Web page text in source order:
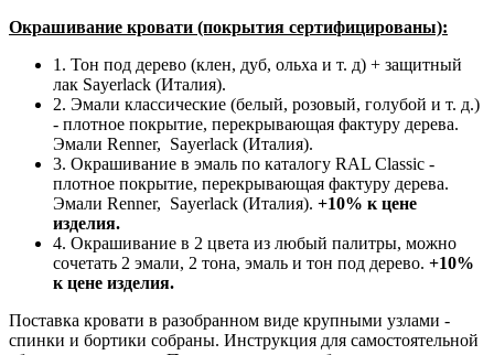
Окрашивание кровати (покрытия сертифицированы):
1. Тон под дерево (клен, дуб, ольха и т. д) + защитный
лак Sayerlack (Италия).
2. Эмали классические (белый, розовый, голубой и т. д.)
- плотное покрытие, перекрывающая фактуру дерева.
Эмали Renner, Sayerlack (Италия).
3. Окрашивание в эмаль по каталогу RAL Classic -
плотное покрытие, перекрывающая фактуру дерева.
Эмали Renner, Sayerlack (Италия). +10% к цене
изделия.
4. Окрашивание в 2 цвета из любый палитры, можно
сочетать 2 эмали, 2 тона, эмаль и тон под дерево. +10%
к цене изделия.
Поставка кровати в разобранном виде крупными узлами -
спинки и бортики собраны. Инструкция для самостоятельной